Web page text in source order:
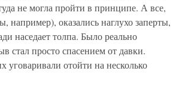
не могла пройти в принципе. А все,
например), оказались наглухо заперты,
наседает толпа. Было реально
стал просто спасением от давки.
уговаривали отойти на несколько